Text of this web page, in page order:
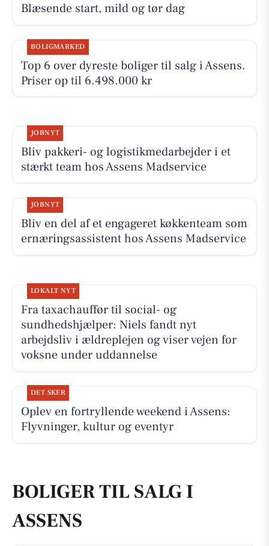
Blæsende start, mild og tør dag
BOLIGMARKED
Top 6 over dyreste boliger til salg i Assens.
Priser op til 6.498.000 kr
JOBNYT
Bliv pakkeri- og logistikmedarbejder i et
stærkt team hos Assens Madservice
JOBNYT
Bliv en del af et engageret køkkenteam som
ernæringsassistent hos Assens Madservice
LOKALT NYT
Fra taxachauffør til social- og
sundhedshjælper: Niels fandt nyt
arbejdsliv i ældreplejen og viser vejen for
voksne under uddannelse
DET SKER
Oplev en fortryllende weekend i Assens:
Flyvninger, kultur og eventyr
BOLIGER TIL SALG I
ASSENS